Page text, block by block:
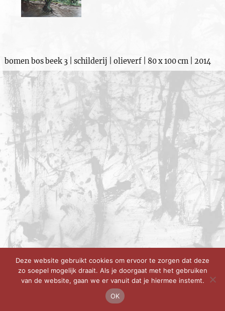
bomen bos beek 3 | schilderij | olieverf | 80 x 100 cm | 2014
Deze website gebruikt cookies om ervoor te zorgen dat deze
zo soepel mogelijk draait. Als je doorgaat met het gebruiken
van de website, gaan we er vanuit dat je hiermee instemt.
OK